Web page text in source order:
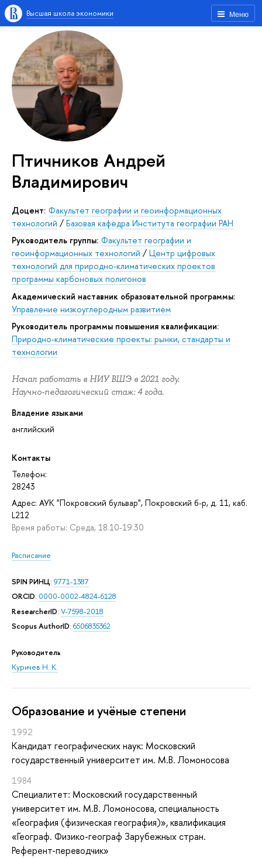
Меню
Высшая школа экономики
Птичников Андрей
Владимирович
Доцент: Факультет географии и геоинформационных
технологий / Базовая кафедра Института географии РАН
Руководитель группы: Факультет географии и
геоинформационных технологий / Центр цифровых
технологий для природно-климатических проектов
программы карбоновых полигонов
Академический наставник образовательной программы:
Управление низкоуглеродным развитием
Руководитель программы повышения квалификации:
Природно-климатические проекты: рынки, стандарты и
технологии
Начал работать в НИУ ВШЭ в 2021 году.
Научно-педагогический стаж: 4 года.
Владение языками
английский
Контакты
Телефон:
28243
Адрес: АУК "Покровский бульвар", Покровский б-р, д. 11, каб.
L212
Время работы: Среда, 18.10-19.30
Расписание
SPIN РИНЦ: 9771-1387
ORCID: 0000-0002-4824-6128
ResearcherID: V-7598-2018
Scopus AuthorID: 6506835362
Руководитель
Куричев Н. К.
Oбразование и учёные степени
1992
Кандидат географических наук: Московский
государственный университет им. М.В. Ломоносова
1984
Специалитет: Московский государственный
университет им. М.В. Ломоносова, специальность
«География (физическая география)», квалификация
«Географ. Физико-географ Зарубежных стран.
Референт-переводчик»